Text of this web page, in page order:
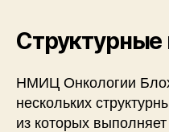
Структурные
НМИЦ Онкологии
нескольких
из которых